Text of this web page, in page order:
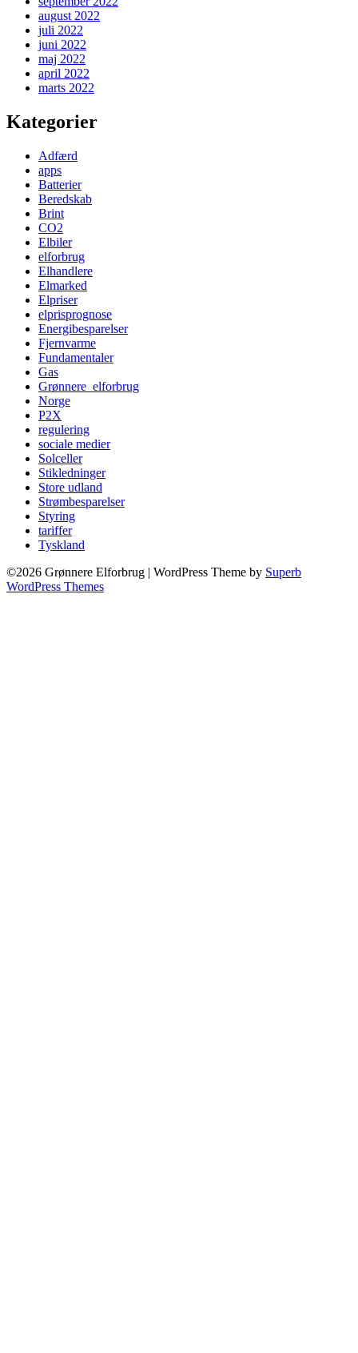
august 2022
juli 2022
juni 2022
maj 2022
april 2022
marts 2022
Kategorier
Adfærd
apps
Batterier
Beredskab
Brint
CO2
Elbiler
elforbrug
Elhandlere
Elmarked
Elpriser
elprisprognose
Energibesparelser
Fjernvarme
Fundamentaler
Gas
Grønnere_elforbrug
Norge
P2X
regulering
sociale medier
Solceller
Stikledninger
Store udland
Strømbesparelser
Styring
tariffer
Tyskland
©2026 Grønnere Elforbrug | WordPress Theme by Superb
WordPress Themes